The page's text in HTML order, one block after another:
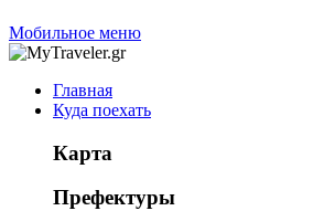
Мобильное меню
Главная
Куда поехать
Карта
Префектуры